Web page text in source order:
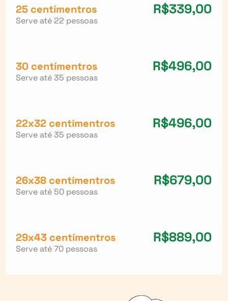
25 centímentros R$339,00
Serve até 22 pessoas
30 centímentros R$496,00
Serve até 35 pessoas
22x32 centímentros R$496,00
Serve até 35 pessoas
26x38 centímentros R$679,00
Serve até 50 pessoas
29x43 centímentros R$889,00
Serve até 70 pessoas